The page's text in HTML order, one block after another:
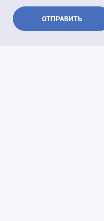
совет по вопросам
лизинг
исследования лизингового
роста»
ОТПРАВИТЬ